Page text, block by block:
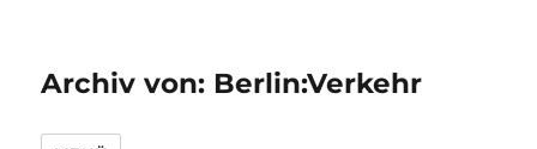
Archiv von: Berlin:Verkehr